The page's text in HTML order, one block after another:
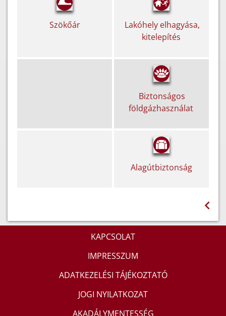
Szökőár
Lakóhely elhagyása,
kitelepítés
Biztonságos
földgázhasználat
Alagútbiztonság
KAPCSOLAT
IMPRESSZUM
ADATKEZELÉSI TÁJÉKOZTATÓ
JOGI NYILATKOZAT
AKADÁLYMENTESSÉG